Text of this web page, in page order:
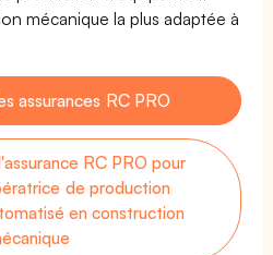
mécanique la plus adaptée à
assurances RC PRO
RC PRO pour
de production
en construction